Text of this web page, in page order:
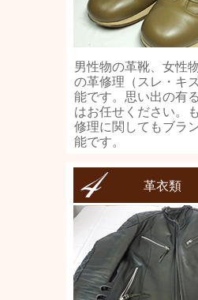
男性物の革靴、女性
の革修理（スレ・キ
能です。思い出の有
はお任せください。
修理に関してもブラ
能です。
革衣類